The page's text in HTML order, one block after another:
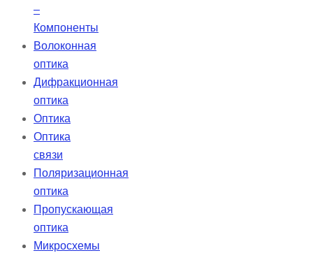
–
Компоненты
Волоконная
оптика
Дифракционная
оптика
Оптика
Оптика
связи
Поляризационная
оптика
Пропускающая
оптика
Микросхемы